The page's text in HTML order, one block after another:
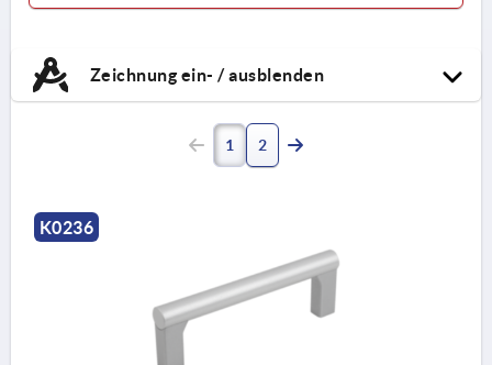
Zeichnung ein- / ausblenden
1 2
K0236